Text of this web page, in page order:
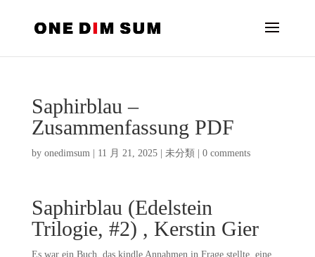
Saphirblau –
Zusammenfassung PDF
by onedimsum| 11 月 21, 2025| 未分類 0 comments
Saphirblau (Edelstein
Trilogie, #2) , Kerstin Gier
Es war ein Buch, das kindle Annahmen in Frage stellte, eine